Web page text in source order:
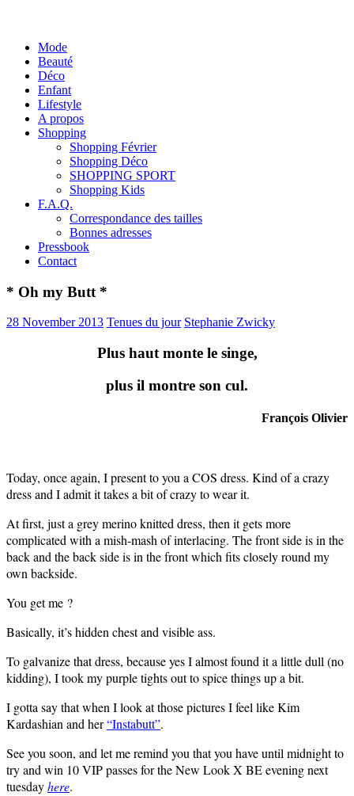
Mode
Beauté
Déco
Enfant
Lifestyle
A propos
Shopping
Shopping Février
Shopping Déco
SHOPPING SPORT
Shopping Kids
F.A.Q.
Correspondance des tailles
Bonnes adresses
Pressbook
Contact
* Oh my Butt *
28 November 2013 Tenues du jour Stephanie Zwicky
Plus haut monte le singe,
plus il montre son cul.
François Olivier
Today, once again, I present to you a COS dress. Kind of a crazy
dress and I admit it takes a bit of crazy to wear it.
At first, just a grey merino knitted dress, then it gets more
complicated with a mish-mash of interlacing. The front side is in the
back and the back side is in the front which fits closely round my
own backside.
You get me ?
Basically, it’s hidden chest and visible ass.
To galvanize that dress, because yes I almost found it a little dull (no
kidding), I took my purple tights out to spice things up a bit.
I gotta say that when I look at those pictures I feel like Kim
Kardashian and her“Instabutt”.
See you soon, and let me remind you that you have until midnight to
try and win 10 VIP passes for the New Look X BE evening next
tuesdayhere.